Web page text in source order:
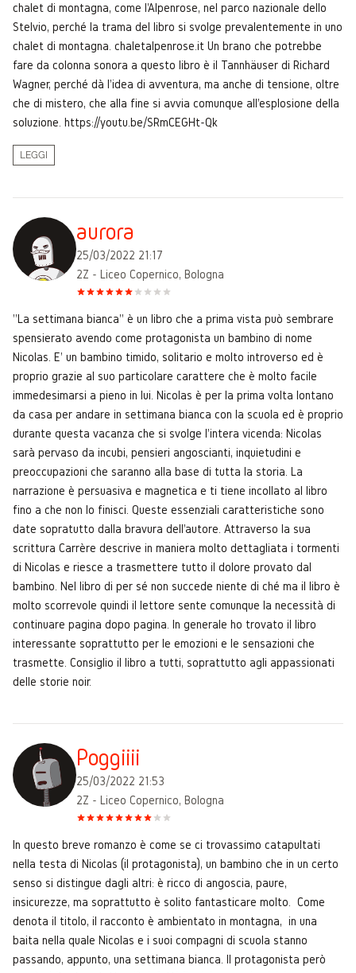
chalet di montagna, come l'Alpenrose, nel parco nazionale dello
Stelvio, perché la trama del libro si svolge prevalentemente in uno
chalet di montagna. chaletalpenrose.it Un brano che potrebbe
fare da colonna sonora a questo libro è il Tannhäuser di Richard
Wagner, perché dà l'idea di avventura, ma anche di tensione, oltre
che di mistero, che alla fine si avvia comunque all'esplosione della
soluzione. https://youtu.be/SRmCEGHt-Qk
LEGGI
aurora
25/03/2022 21:17
2Z - Liceo Copernico, Bologna
"La settimana bianca" è un libro che a prima vista può sembrare
spensierato avendo come protagonista un bambino di nome
Nicolas. E' un bambino timido, solitario e molto introverso ed è
proprio grazie al suo particolare carattere che è molto facile
immedesimarsi a pieno in lui. Nicolas è per la prima volta lontano
da casa per andare in settimana bianca con la scuola ed è proprio
durante questa vacanza che si svolge l'intera vicenda: Nicolas
sarà pervaso da incubi, pensieri angoscianti, inquietudini e
preoccupazioni che saranno alla base di tutta la storia. La
narrazione è persuasiva e magnetica e ti tiene incollato al libro
fino a che non lo finisci. Queste essenziali caratteristiche sono
date sopratutto dalla bravura dell'autore. Attraverso la sua
scrittura Carrère descrive in maniera molto dettagliata i tormenti
di Nicolas e riesce a trasmettere tutto il dolore provato dal
bambino. Nel libro di per sé non succede niente di ché ma il libro è
molto scorrevole quindi il lettore sente comunque la necessità di
continuare pagina dopo pagina. In generale ho trovato il libro
interessante soprattutto per le emozioni e le sensazioni che
trasmette. Consiglio il libro a tutti, soprattutto agli appassionati
delle storie noir.
Poggiiii
25/03/2022 21:53
2Z - Liceo Copernico, Bologna
In questo breve romanzo è come se ci trovassimo catapultati
nella testa di Nicolas (il protagonista), un bambino che in un certo
senso si distingue dagli altri: è ricco di angoscia, paure,
insicurezze, ma soprattutto è solito fantasticare molto. Come
denota il titolo, il racconto è ambientato in montagna, in una
baita nella quale Nicolas e i suoi compagni di scuola stanno
passando, appunto, una settimana bianca. Il protagonista però